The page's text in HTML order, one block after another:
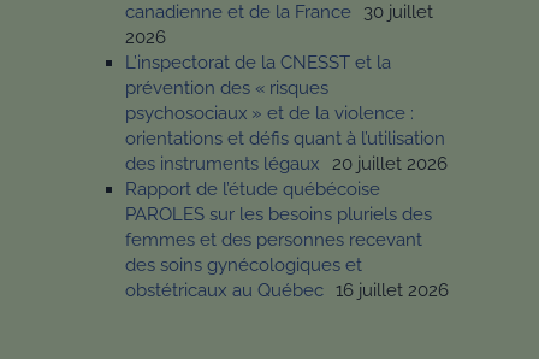
canadienne et de la France
30 juillet
2026
L’inspectorat de la CNESST et la
prévention des « risques
psychosociaux » et de la violence :
orientations et défis quant à l’utilisation
des instruments légaux
20 juillet 2026
Rapport de l’étude québécoise
PAROLES sur les besoins pluriels des
femmes et des personnes recevant
des soins gynécologiques et
obstétricaux au Québec 16 juillet 2026